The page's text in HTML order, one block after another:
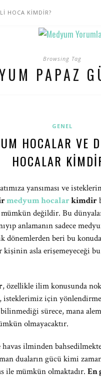
HOCA KİMDİR?
Browsing Tag
PAPAZ
GENEL
HOCALAR VE
HOCALAR
yansıması ve
medyum hocalarkimdir
değildir. Bu
anlamanın sadece
beri bu
asla erişemeyeceği
, özellikle ilim konusunda
isteklerimiz için
sürece, mana
olmayacaktır.
ilminden
duaların gücü kimi
ile mümkün olmaktadır. En